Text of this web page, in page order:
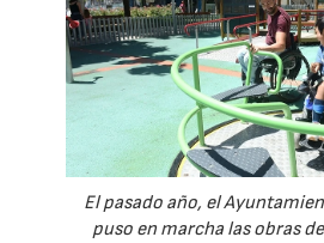
El pasado año, el
puso en marcha las obras